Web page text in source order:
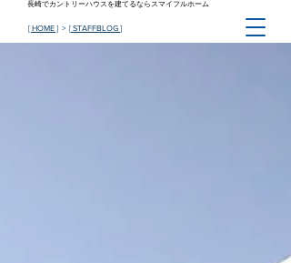
長崎でカントリーハウスを建てるならスマイフルホーム
[ HOME ] > [STAFFBLOG]